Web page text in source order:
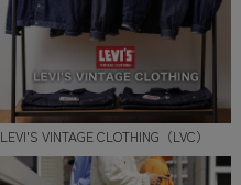
LEVI'S VINTAGE CLOTHING（LVC）